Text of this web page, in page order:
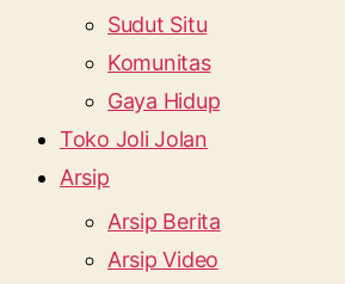
Sudut Situ
Komunitas
Gaya Hidup
Toko Joli Jolan
Arsip
Arsip Berita
Arsip Video